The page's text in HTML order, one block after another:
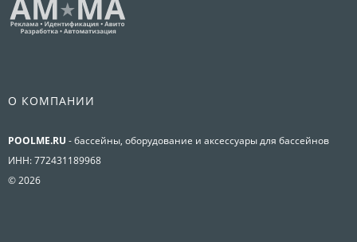
О КОМПАНИИ
POOLME.RU - бассейны, оборудование и аксессуары для бассейнов
ИНН: 772431189968
© 2026